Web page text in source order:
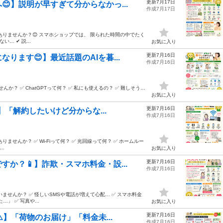
】説明が早すぎて分からなかっ...
ませんか？😊 スマホショップでは、 限られた時間の中でたく
い… ✔ 説...
更新7月17日
作成7月17日
お気に入り
ります😊】最近話題のAIを暮...
か？ ✅ ChatGPTって何？ ✅ 私にも使えるの？ ✅ 難しそう…
更新7月16日
作成7月16日
お気に入り
「解約したいけど分からな...
ませんか？ ✅ Wi-Fiって何？ ✅ 光回線って何？ ✅ ホームルー
更新7月16日
作成7月16日
お気に入り
か？📱】詐欺・スマホ料金・設...
せんか？ ✅ 怪しいSMSや電話が増えて心配… ✅ スマホ料金
…」 ✅ 写真や...
更新7月16日
作成7月16日
お気に入り
「荷物のお届け」「料金未...
更新7月16日
作成7月16日